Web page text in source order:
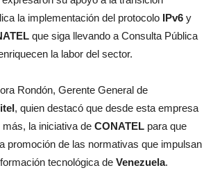
la implementación del protocolo IPv6 y
que siga llevando a Consulta Pública
la labor del sector.
Rondón, Gerente General de
, quien destacó que desde esta empresa
la iniciativa de CONATEL para que
promoción de las normativas que impulsan
tecnológica de Venezuela.